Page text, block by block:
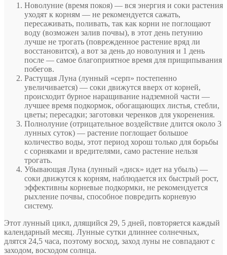
Новолуние (время покоя) — вся энергия и соки растения
уходят к корням — не рекомендуется сажать,
пересаживать, поливать, так как корни не поглощают
воду (возможен залив почвы), в этот день петунию
лучше не трогать (поврежденное растение вряд ли
восстановится), а вот за день до новолуния и 1 день
после — самое благоприятное время для прищипывания
побегов.
Растущая Луна (лунный «серп» постепенно
увеличивается) — соки движутся вверх от корней,
происходит бурное наращивание надземной части —
лучшее время подкормок, обогащающих листья, стебли,
цветы; пересадки; заготовки черенков для укоренения.
Полнолуние (отрицательное воздействие длится около 3
лунных суток) — растение поглощает большое
количество воды, этот период хорош только для борьбы
с сорняками и вредителями, само растение нельзя
трогать.
Убывающая Луна (лунный «диск» идет на убыль) —
соки движутся к корням, наблюдается их быстрый рост,
эффективны корневые подкормки, не рекомендуется
рыхление почвы, способное повредить корневую
систему.
Этот лунный цикл, длящийся 29, 5 дней, повторяется каждый
календарный месяц. Лунные сутки длиннее солнечных,
длятся 24,5 часа, поэтому восход, заход луны не совпадают с
заходом, восходом солнца.